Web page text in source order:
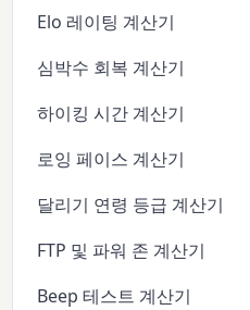
Elo 레이팅 계산기
심박수 회복 계산기
하이킹 시간 계산기
로잉 페이스 계산기
달리기 연령 등급 계산기
FTP 및 파워 존 계산기
Beep 테스트 계산기